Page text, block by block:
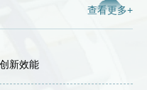
查看更多+
新效能